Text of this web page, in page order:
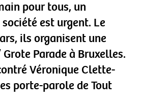
pour tous, un
est urgent. Le
ils organisent une
Parade à Bruxelles.
Véronique Clette-
porte-parole de Tout